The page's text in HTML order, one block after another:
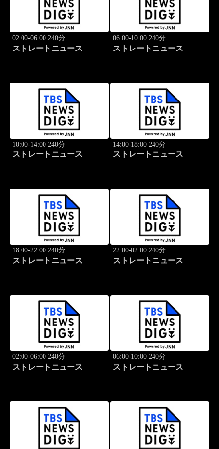
02:00-06:00 240分
ストレートニュース
06:00-10:00 240分
ストレートニュース
10:00-14:00 240分
ストレートニュース
14:00-18:00 240分
ストレートニュース
18:00-22:00 240分
ストレートニュース
22:00-02:00 240分
ストレートニュース
02:00-06:00 240分
ストレートニュース
06:00-10:00 240分
ストレートニュース